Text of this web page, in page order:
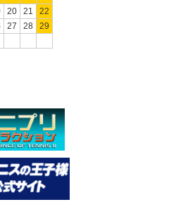
20 21
22
27 28
29